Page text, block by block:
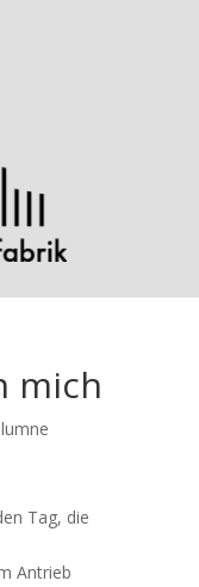
mich
Tag, die
Antrieb